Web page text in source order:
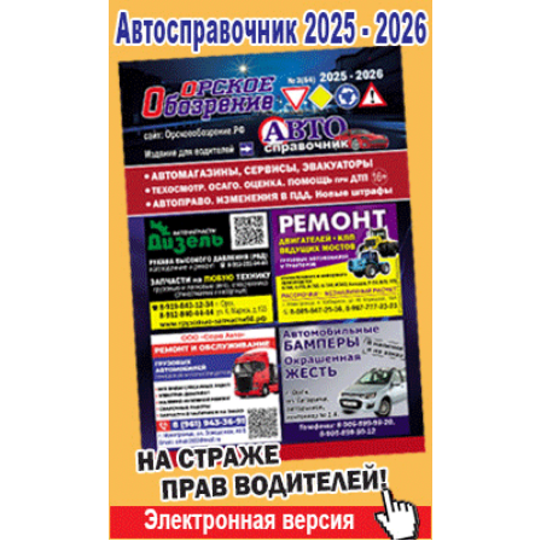
Строительство и ремонт
Авто и мото
Рестораны, кафе, бары
Развлечения и отдых
Спорт Фитнес
Недвижимость
Красота Косметология
Телекоммуникации и связь
Торговля
Бизнес и финансы
Юристы, Экспертиза, Страхование
Ремонт
Социальные организации
Это интересно
Администрация
Популярное →
Строительство и ремонт